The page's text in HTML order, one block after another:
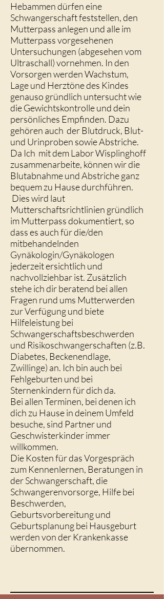
Hebammen dürfen eine
Schwangerschaft feststellen, den
Mutterpass anlegen und alle im
Mutterpass vorgesehenen
Untersuchungen (abgesehen vom
Ultraschall) vornehmen. In den
Vorsorgen werden Wachstum,
Lage und Herztöne des Kindes
genauso gründlich untersucht wie
die Gewichtskontrolle und dein
persönliches Empfinden. Dazu
gehören auch der Blutdruck, Blut-
und Urinproben sowie Abstriche.
Da Ich mit dem Labor Wisplinghoff
zusammenarbeite, können wir die
Blutabnahme und Abstriche ganz
bequem zu Hause durchführen.
Dies wird laut
Mutterschaftsrichtlinien gründlich
im Mutterpass dokumentiert, so
dass es auch für die/den
mitbehandelnden
Gynäkologin/Gynäkologen
jederzeit ersichtlich und
nachvollziehbar ist. Zusätzlich
stehe ich dir beratend bei allen
Fragen rund ums Mutterwerden
zur Verfügung und biete
Hilfeleistung bei
Schwangerschaftsbeschwerden
und Risikoschwangerschaften (z.B.
Diabetes, Beckenendlage,
Zwillinge) an. Ich bin auch bei
Fehlgeburten und bei
Sternenkindern für dich da.
Bei allen Terminen, bei denen ich
dich zu Hause in deinem Umfeld
besuche, sind Partner und
Geschwisterkinder immer
willkommen.
Die Kosten für das Vorgespräch
zum Kennenlernen, Beratungen in
der Schwangerschaft, die
Schwangerenvorsorge, Hilfe bei
Beschwerden,
Geburtsvorbereitung und
Geburtsplanung bei Hausgeburt
werden von der Krankenkasse
übernommen.